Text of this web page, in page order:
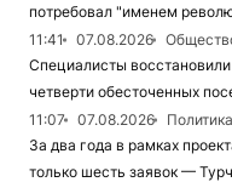
потребовал "именем
11:41
07.08.2026
Специалисты
четверти обесточенных
11:07
07.08.2026
За два года в рамках
только шесть заявок —